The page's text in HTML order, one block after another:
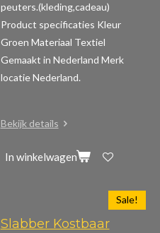
peuters.(kleding,cadeau)
Product specificaties Kleur
Groen Materiaal Textiel
Gemaakt in Nederland Merk
locatie Nederland.
Bekijk details
In winkelwagen
Sale!
Slabber Kostbaar